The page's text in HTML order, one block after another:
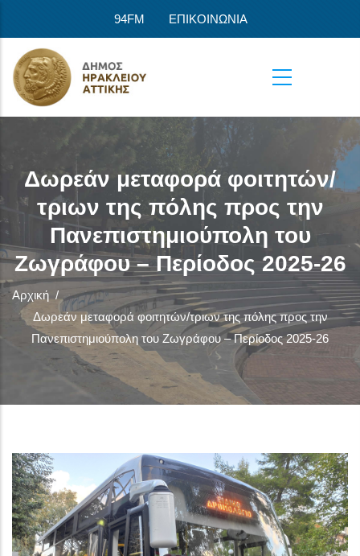
94FM ΕΠΙΚΟΙΝΩΝΙΑ
Δωρεάν μεταφορά φοιτητών/
τριων της πόλης προς την
Πανεπιστημιούπολη του
Ζωγράφου – Περίοδος 2025-26
Αρχική /
Δωρεάν μεταφορά φοιτητών/τριων της πόλης προς την
Πανεπιστημιούπολη του Ζωγράφου – Περίοδος 2025-26